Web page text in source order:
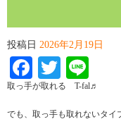
投稿日 2026年2月19日
Facebook
Twitter
取っ手が取れる T-fal♬
でも、取っ手も取れないタイ